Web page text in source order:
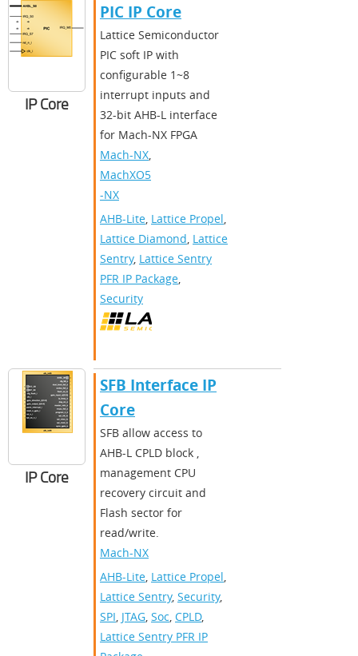
IP Core
PIC IP Core
Lattice Semiconductor
PIC soft IP with
configurable 1~8
interrupt inputs and
32-bit AHB-L interface
for Mach-NX FPGA
Mach-NX,
MachXO5
-NX
AHB-Lite, Lattice Propel,
Lattice Diamond, Lattice
Sentry, Lattice Sentry
PFR IP Package,
Security
IP Core
SFB Interface IP
Core
SFB allow access to
AHB-L CPLD block ,
management CPU
recovery circuit and
Flash sector for
read/write.
Mach-NX
AHB-Lite, Lattice Propel,
Lattice Sentry, Security,
SPI, JTAG, Soc, CPLD,
Lattice Sentry PFR IP